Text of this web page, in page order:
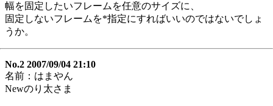
幅を固定したいフレームを任意のサイズに、
固定しないフレームを*指定にすればいいのではないでしょ
うか。
No.2 2007/09/04 21:10
名前：はまやん
Newのり太さま